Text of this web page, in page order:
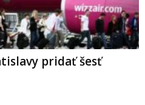
pridať šesť